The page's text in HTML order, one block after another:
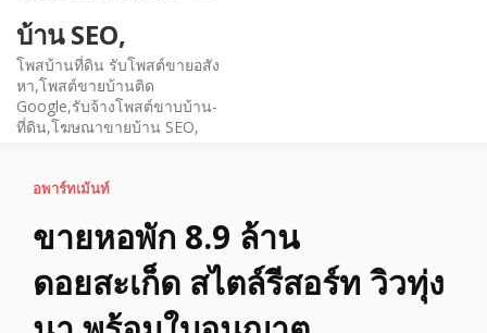
บ้าน SEO,
โพสบ้านที่ดิน รับโพสต์ขายอสัง
หา,โพสต์ขายบ้านติด
Google,รับจ้างโพสต์ขาบบ้าน-
ที่ดิน,โฆษณาขายบ้าน SEO,
อพาร์ทเม้นท์
ขายหอพัก 8.9 ล้าน
ดอยสะเก็ด สไตล์รีสอร์ท วิวทุ่ง